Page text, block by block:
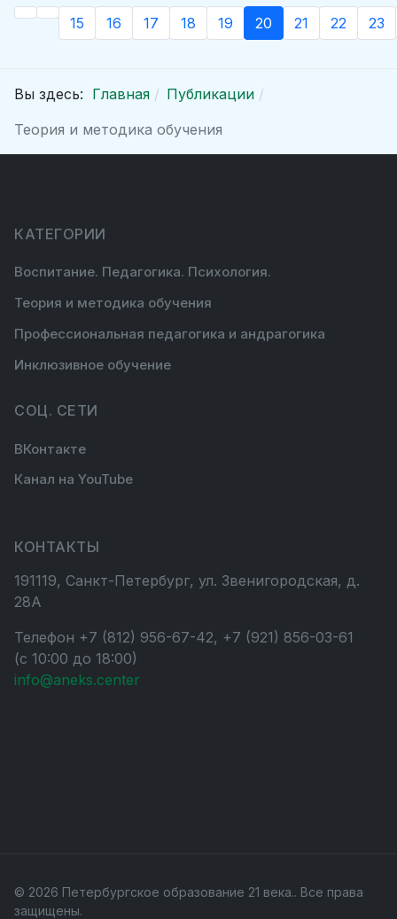
15 16 17 18 19 20 21 22 23
Вы здесь: Главная
Публикации
Теория и методика обучения
КАТЕГОРИИ
Воспитание. Педагогика. Психология.
Теория и методика обучения
Профессиональная педагогика и андрагогика
Инклюзивное обучение
СОЦ. СЕТИ
ВКонтакте
Канал на YouTube
КОНТАКТЫ
191119, Санкт-Петербург, ул. Звенигородская, д.
28А
Телефон +7 (812) 956-67-42, +7 (921) 856-03-61
(с 10:00 до 18:00)
info@aneks.center
© 2026 Петербургское образование 21 века.. Все права
защищены.